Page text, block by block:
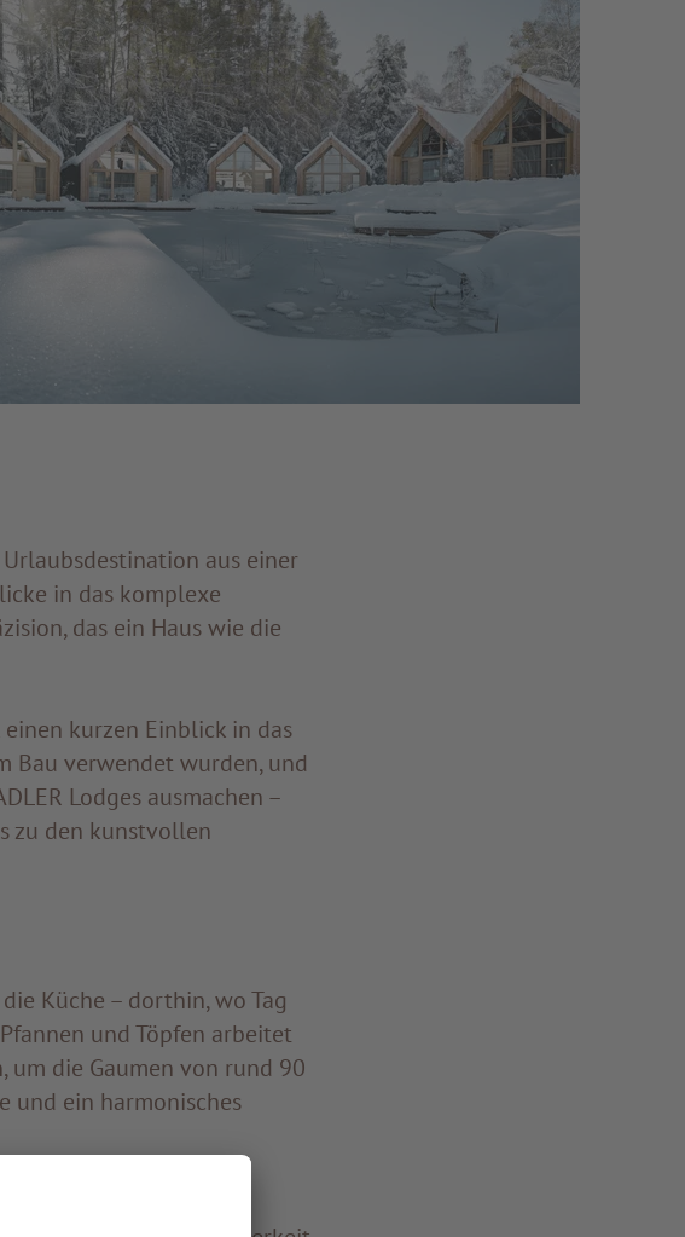
aus einer
in das komplexe
das ein Haus wie die
kurzen Einblick in das
Bau verwendet wurden, und
Lodges ausmachen –
zu den kunstvollen
Küche – dorthin, wo Tag
und Töpfen arbeitet
um die Gaumen von rund 90
und ein harmonisches
einen großen, hell